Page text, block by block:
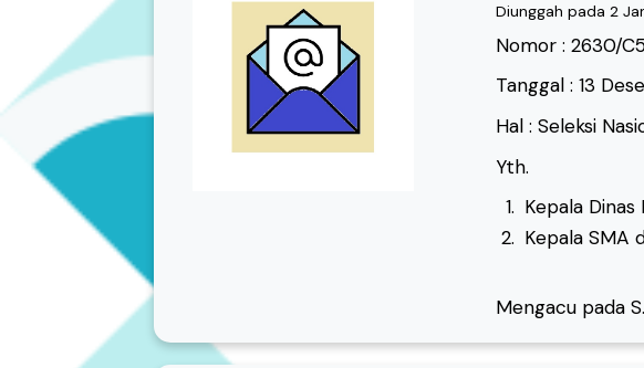
Diunggah pada 2
Nomor : 2630/
Tanggal : 13
Hal : Seleksi
Yth.
Kepala Dinas
Kepala SMA
Mengacu pada